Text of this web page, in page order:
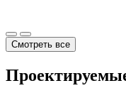
Смотреть все